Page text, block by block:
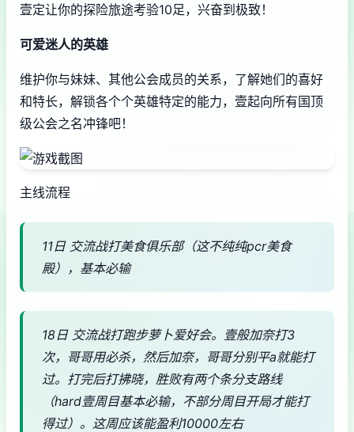
壹定让你的探险旅途考验10足，兴奋到极致！
可爱迷人的英雄
维护你与妹妹、其他公会成员的关系，了解她们的喜好
和特长，解锁各个个英雄特定的能力，壹起向所有国顶
级公会之名冲锋吧！
主线流程
11日 交流战打美食俱乐部（这不纯纯pcr美食
殿），基本必输
18日 交流战打跑步萝卜爱好会。壹般加奈打3
次，哥哥用必杀，然后加奈，哥哥分别平a就能打
过。打完后打拂晓，胜败有两个条分支路线
（hard壹周目基本必输，不部分周目开局才能打
得过）。这周应该能盈利10000左右